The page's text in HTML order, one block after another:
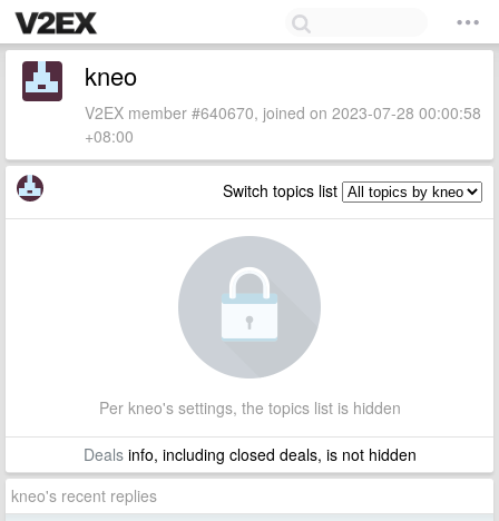
kneo
V2EX member #640670, joined on 2023-07-28 00:00:58
+08:00
Switch topics list
Per kneo's settings, the topics list is hidden
Dealsinfo, including closed deals, is not hidden
kneo's recent replies